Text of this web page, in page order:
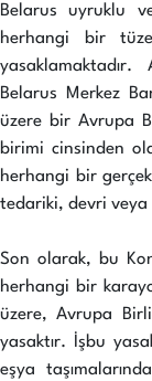
Belarus uyruklu
herhangi bir
Belarus Merkez
üzere bir Avrupa
birimi cinsinden
herhangi bir
tedariki, devri veya
Son olarak, bu
herhangi bir
üzere, Avrupa
yasaktır. İşbu
eşya